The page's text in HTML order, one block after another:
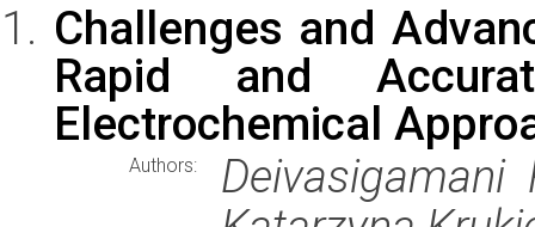
Challenges and
Rapid and
Electrochemical
Authors:
Deivasigamani